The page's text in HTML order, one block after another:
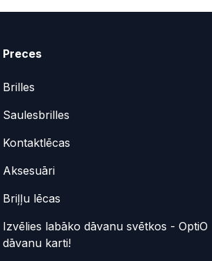
Preces
Brilles
Saulesbrilles
Kontaktlēcas
Aksesuāri
Briļļu lēcas
Izvēlies labāko dāvanu svētkos - OptiO
dāvanu karti!